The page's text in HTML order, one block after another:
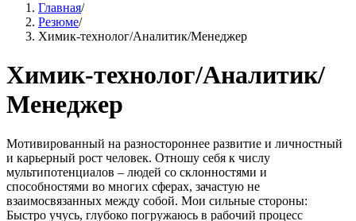
Главная/
Резюме/
Химик-технолог/Аналитик/Менеджер
Химик-технолог/Аналитик/
Менеджер
Мотивированный на разностороннее развитие и личностный
и карьерный рост человек. Отношу себя к числу
мультипотенциалов – людей со склонностями и
способностями во многих сферах, зачастую не
взаимосвязанных между собой. Мои сильные стороны:
Быстро учусь, глубоко погружаюсь в рабочий процесс